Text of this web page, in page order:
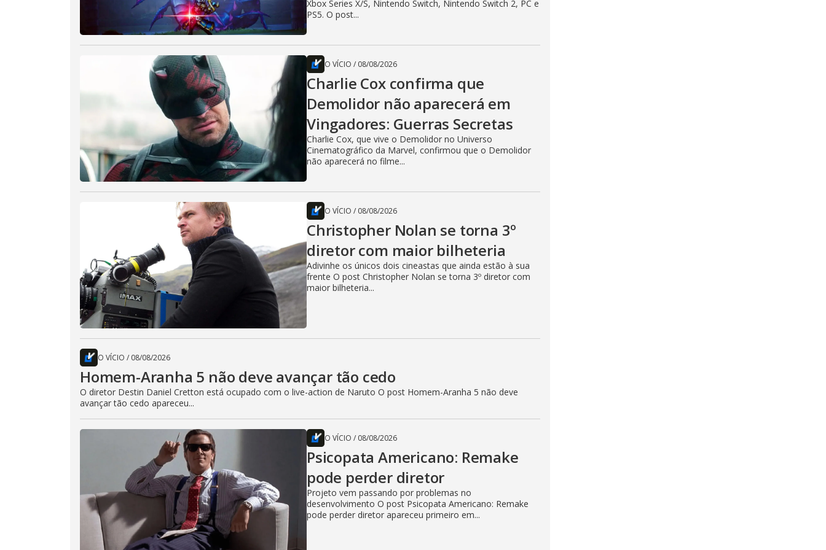
Xbox Series X/S, Nintendo Switch, Nintendo Switch 2, PC e
PS5. O post...
O VÍCIO / 08/08/2026
Charlie Cox confirma que
Demolidor não aparecerá em
Vingadores: Guerras Secretas
Charlie Cox, que vive o Demolidor no Universo
Cinematográfico da Marvel, confirmou que o Demolidor
não aparecerá no filme...
O VÍCIO / 08/08/2026
Christopher Nolan se torna 3º
diretor com maior bilheteria
Adivinhe os únicos dois cineastas que ainda estão à sua
frente O post Christopher Nolan se torna 3º diretor com
maior bilheteria...
O VÍCIO / 08/08/2026
Homem-Aranha 5 não deve avançar tão cedo
O diretor Destin Daniel Cretton está ocupado com o live-action de Naruto O post Homem-Aranha 5 não deve
avançar tão cedo apareceu...
O VÍCIO / 08/08/2026
Psicopata Americano: Remake
pode perder diretor
Projeto vem passando por problemas no
desenvolvimento O post Psicopata Americano: Remake
pode perder diretor apareceu primeiro em...